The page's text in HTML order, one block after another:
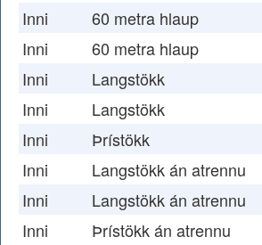
Inni
60 metra hlaup
Inni
60 metra hlaup
Inni
Langstökk
Inni
Langstökk
Inni
Þrístökk
Inni
Langstökk án atrennu
Inni
Langstökk án atrennu
Inni
Þrístökk án atrennu